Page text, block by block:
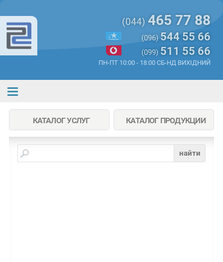
(044) 465 77 88
(096) 544 55 66
(099) 511 55 66
ПН-ПТ 10:00 - 18:00 СБ-НД ВИХІДНИЙ
КАТАЛОГ УСЛУГ КАТАЛОГ ПРОДУКЦИИ
найти